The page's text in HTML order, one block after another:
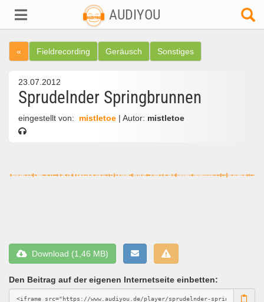
AUDIYOU
« Fieldrecording Geräusch Sonstiges
23.07.2012
Sprudelnder Springbrunnen
eingestellt von: mistletoe | Autor: mistletoe
Download (1,46 MB)
Den Beitrag auf der eigenen Internetseite einbetten: